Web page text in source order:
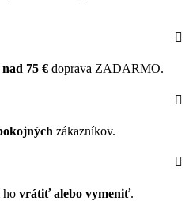
nad 75 € doprava ZADARMO.
zákazníkov.
ho vrátiť alebo vymeniť.